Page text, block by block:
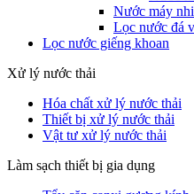
Nước máy
Lọc nước đá
Lọc nước giếng khoan
Xử lý nước thải
Hóa chất xử lý nước thải
Thiết bị xử lý nước thải
Vật tư xử lý nước thải
Làm sạch thiết bị gia dụng